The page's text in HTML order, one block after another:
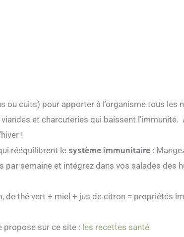
ou cuits) pour apporter à l’organisme tous les
viandes et charcuteries qui baissent
!
rééquilibrent lesystème immunitaire :
par semaine et intégrez dans vos salades des
de thé vert + miel + jus de citron = propriétés
propose sur ce site : les recettes santé